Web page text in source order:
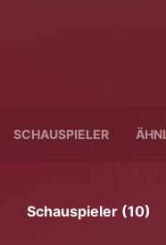
SCHAUSPIELER
Schauspieler (10)